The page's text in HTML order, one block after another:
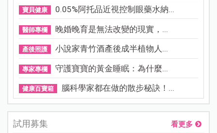
寶貝健康 0.05%阿托品近視控制眼藥水納...
醫師專欄 晚婚晚育是無法改變的現實，...
產後照護 小說家青竹酒產後成半植物人...
專家專欄 守護寶寶的黃金睡眠：為什麼...
健康百寶箱 腦科學家都在做的散步秘訣！...
試用募集 看更多